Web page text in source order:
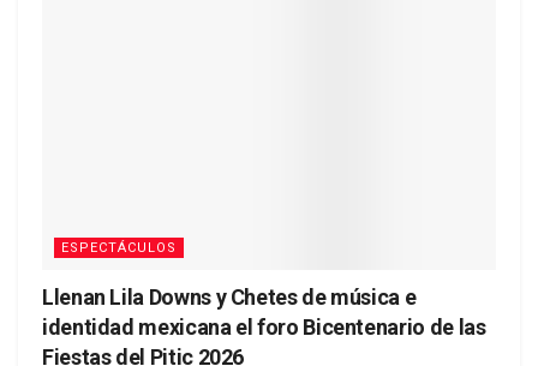
ESPECTÁCULOS
Llenan Lila Downs y Chetes de música e
identidad mexicana el foro Bicentenario de las
Fiestas del Pitic 2026